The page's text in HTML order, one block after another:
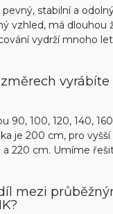
pevný, stabilní a
vzhled, má dlouhou
vydrží mnoho
vyrábíte
90, 100, 120, 140,
je 200 cm, pro
a 220 cm. Umíme
mezi